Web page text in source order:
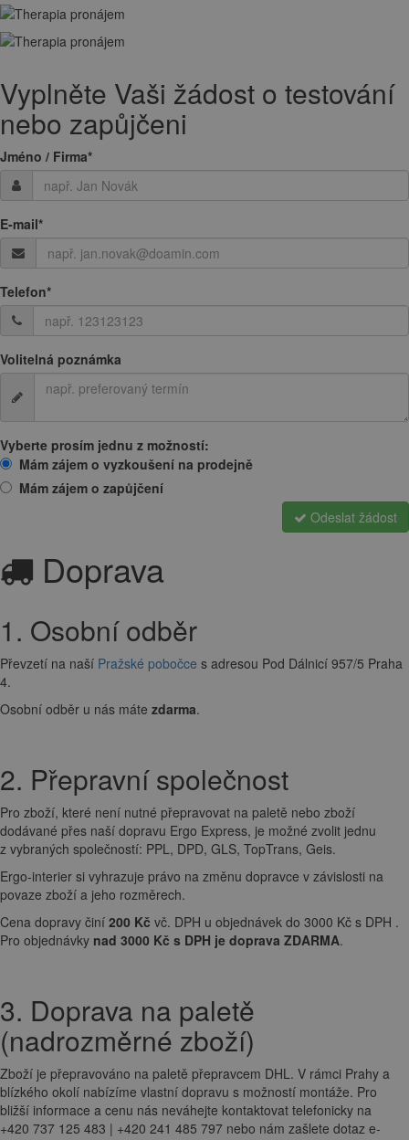
Vyplněte Vaši žádost o testování
nebo zapůjčeni
Jméno / Firma*
E-mail*
Telefon*
Volitelná poznámka
Vyberte prosím jednu z možností:
Mám zájem o vyzkoušení na prodejně
Mám zájem o zapůjčení
Odeslat žádost
Doprava
1. Osobní odběr
Převzetí na naší Pražské pobočce s adresou Pod Dálnicí 957/5 Praha
4.
Osobní odběr u nás máte zdarma.
2. Přepravní společnost
Pro zboží, které není nutné přepravovat na paletě nebo zboží
dodávané přes naší dopravu Ergo Express, je možné zvolit jednu
z vybraných společností: PPL, DPD, GLS, TopTrans, Geis.
Ergo-interier si vyhrazuje právo na změnu dopravce v závislosti na
povaze zboží a jeho rozměrech.
Cena dopravy činí 200 Kč vč. DPH u objednávek do 3000 Kč s DPH .
Pro objednávky nad 3000 Kč s DPH je doprava ZDARMA.
3. Doprava na paletě
(nadrozměrné zboží)
Zboží je přepravováno na paletě přepravcem DHL. V rámci Prahy a
blízkého okolí nabízíme vlastní dopravu s možností montáže. Pro
bližší informace a cenu nás neváhejte kontaktovat telefonicky na
+420 737 125 483 | +420 241 485 797 nebo nám zašlete dotaz e-